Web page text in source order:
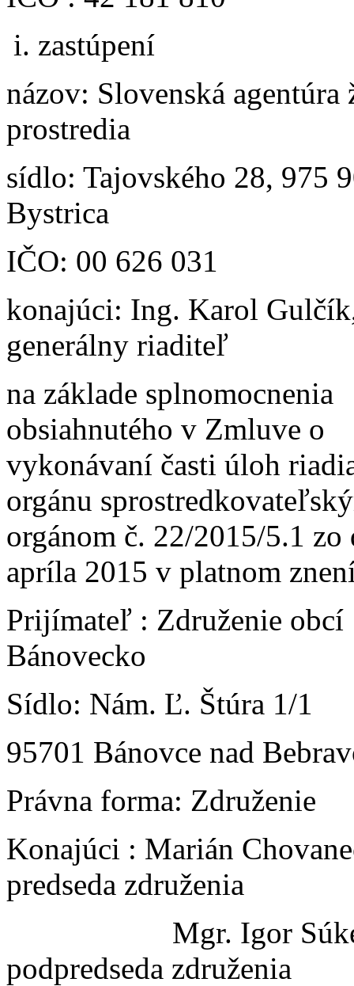
zastúpení
názov: Slovenská agentúra
prostredia
sídlo: Tajovského 28, 975
Bystrica
IČO: 00 626 031
konajúci: Ing. Karol
generálny riaditeľ
na základe splnomocnenia
obsiahnutého v Zmluve o
vykonávaní časti úloh
orgánu
orgánom č. 22/2015/5.1 zo
apríla 2015 v platnom
Prijímateľ : Združenie obcí
Bánovecko
Sídlo: Nám. Ľ. Štúra 1/1
95701 Bánovce nad
Právna forma: Združenie
Konajúci : Marián
predseda združenia
Mgr. Igor
podpredseda združenia